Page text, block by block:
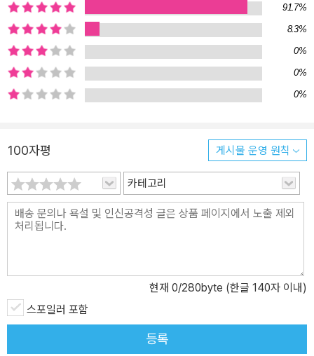
91.7%
8.3%
0%
0%
0%
100자평 게시물 운영 원칙
카테고리
현재 0/280byte (한글 140자 이내)
스포일러 포함
등록